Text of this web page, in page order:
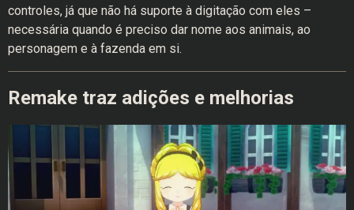
controles, já que não há suporte à digitação com eles –
necessária quando é preciso dar nome aos animais, ao
personagem e à fazenda em si.
Remake traz adições e melhorias